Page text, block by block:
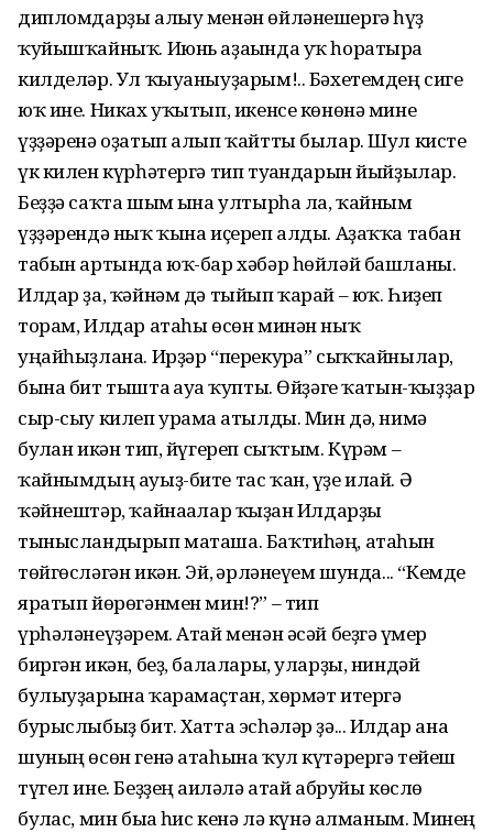
дипломдарҙы алыу менән өйләнешергә һүҙ
ҡуйышҡайныҡ. Июнь аҙағында уҡ һоратырға
килделәр. Ул ҡыуаныуҙарым!.. Бәхетемдең сиге
юҡ ине. Никах уҡытып, икенсе көнөнә мине
үҙҙәренә оҙатып алып ҡайтты былар. Шул кисте
үк килен күрһәтергә тип туғандарын йыйҙылар.
Беҙҙә саҡта шым ғына ултырһа ла, ҡайным
үҙҙәрендә ныҡ ҡына иҫереп алды. Аҙаҡҡа табан
табын артында юҡ-бар хәбәр һөйләй башланы.
Илдар ҙа, ҡәйнәм дә тыйып ҡарай – юҡ. Һиҙеп
торам, Илдар атаһы өсөн минән ныҡ
уңайһыҙлана. Ирҙәр “перекурға” сыҡҡайнылар,
бына бит тышта ғауға ҡупты. Өйҙәге ҡатын-ҡыҙҙар
сыр-сыу килеп урамға атылды. Мин дә, нимә
булған икән тип, йүгереп сыҡтым. Күрәм –
ҡайнымдың ауыҙ-бите тас ҡан, үҙе илай. Ә
ҡәйнештәр, ҡайнағалар ҡыҙған Илдарҙы
тынысландырып маташа. Баҡтиһәң, атаһын
төйгөсләгән икән. Эй, ғәрләнеүем шунда... “Кемде
яратып йөрөгәнмен мин!?” – тип
үрһәләнеүҙәрем. Атай менән әсәй беҙгә ғүмер
биргән икән, беҙ, балалары, уларҙы, ниндәй
булыуҙарына ҡарамаҫтан, хөрмәт итергә
бурыслыбыҙ бит. Хатта эсһәләр ҙә... Илдар ана
шуның өсөн генә атаһына ҡул күтәрергә тейеш
түгел ине. Беҙҙең ғаиләлә атай абруйы көслө
булғас, мин быға һис кенә лә күнә алманым. Минең